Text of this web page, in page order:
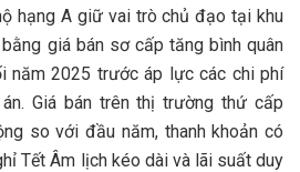
hạng A giữ vai trò chủ đạo tại khu
giá bán sơ cấp tăng bình quân
năm 2025 trước áp lực các chi phí
Giá bán trên thị trường thứ cấp
so với đầu năm, thanh khoản có
Tết Âm lịch kéo dài và lãi suất duy